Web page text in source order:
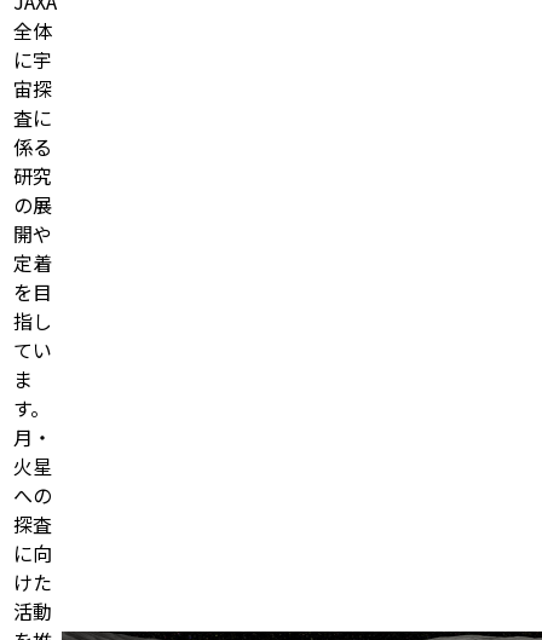
全体
に宇
宙探
査に
係る
研究
の展
開や
定着
を目
指し
てい
ま
す。
月・
火星
への
探査
に向
けた
活動